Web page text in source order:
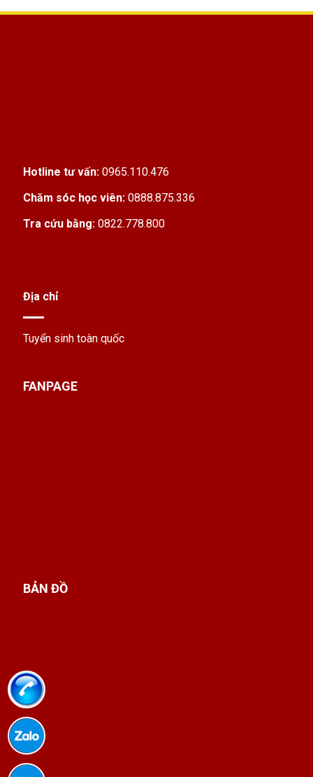
Hotline tư vấn: 0965.110.476
Chăm sóc học viên: 0888.875.336
Tra cứu bằng: 0822.778.800
Địa chỉ
Tuyển sinh toàn quốc
FANPAGE
BẢN ĐỒ